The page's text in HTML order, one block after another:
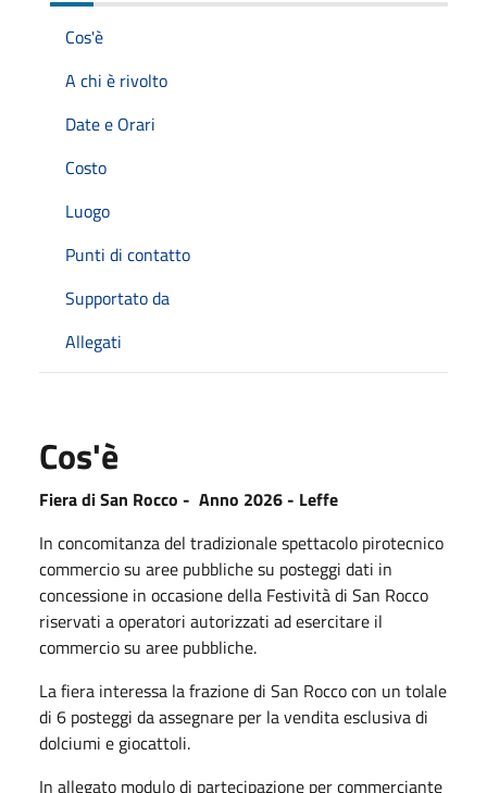
Cos'è
A chi è rivolto
Date e Orari
Costo
Luogo
Punti di contatto
Supportato da
Allegati
Cos'è
Fiera di San Rocco - Anno 2026 - Leffe
In concomitanza del tradizionale spettacolo pirotecnico
commercio su aree pubbliche su posteggi dati in
concessione in occasione della Festività di San Rocco
riservati a operatori autorizzati ad esercitare il
commercio su aree pubbliche.
La fiera interessa la frazione di San Rocco con un tolale
di 6 posteggi da assegnare per la vendita esclusiva di
dolciumi e giocattoli.
In allegato modulo di partecipazione per commerciante